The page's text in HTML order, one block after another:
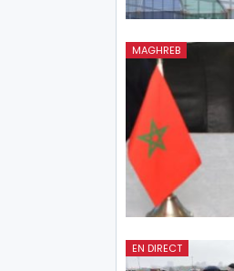
MAGHREB
EN DIRECT